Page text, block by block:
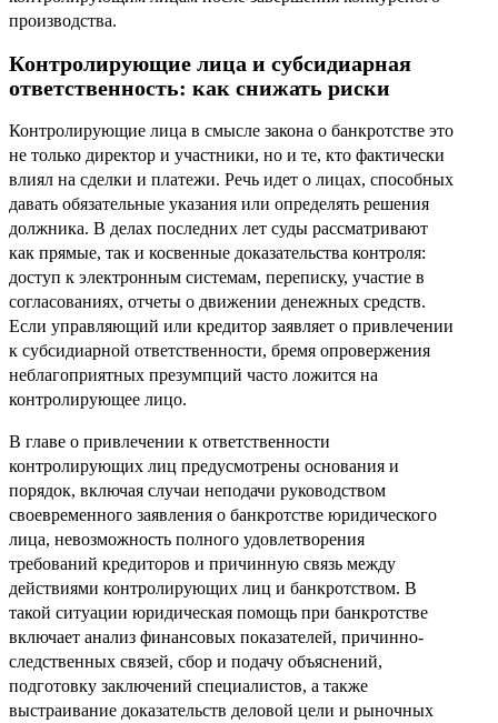
производства.
Контролирующие лица и субсидиарная
ответственность: как снижать риски
Контролирующие лица в смысле закона о банкротстве это
не только директор и участники, но и те, кто фактически
влиял на сделки и платежи. Речь идет о лицах, способных
давать обязательные указания или определять решения
должника. В делах последних лет суды рассматривают
как прямые, так и косвенные доказательства контроля:
доступ к электронным системам, переписку, участие в
согласованиях, отчеты о движении денежных средств.
Если управляющий или кредитор заявляет о привлечении
к субсидиарной ответственности, бремя опровержения
неблагоприятных презумпций часто ложится на
контролирующее лицо.
В главе о привлечении к ответственности
контролирующих лиц предусмотрены основания и
порядок, включая случаи неподачи руководством
своевременного заявления о банкротстве юридического
лица, невозможность полного удовлетворения
требований кредиторов и причинную связь между
действиями контролирующих лиц и банкротством. В
такой ситуации юридическая помощь при банкротстве
включает анализ финансовых показателей, причинно-
следственных связей, сбор и подачу объяснений,
подготовку заключений специалистов, а также
выстраивание доказательств деловой цели и рыночных